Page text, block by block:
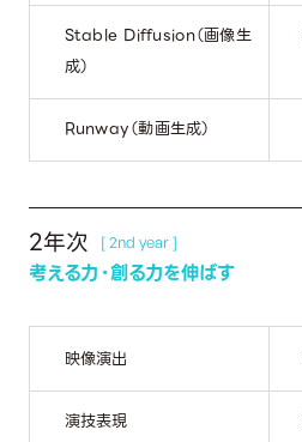
Stable Diffusion（画像生
成）
Runway（動画生成）
2年次 [ 2nd year ]
考える力・創る力を伸ばす
映像演出
演技表現